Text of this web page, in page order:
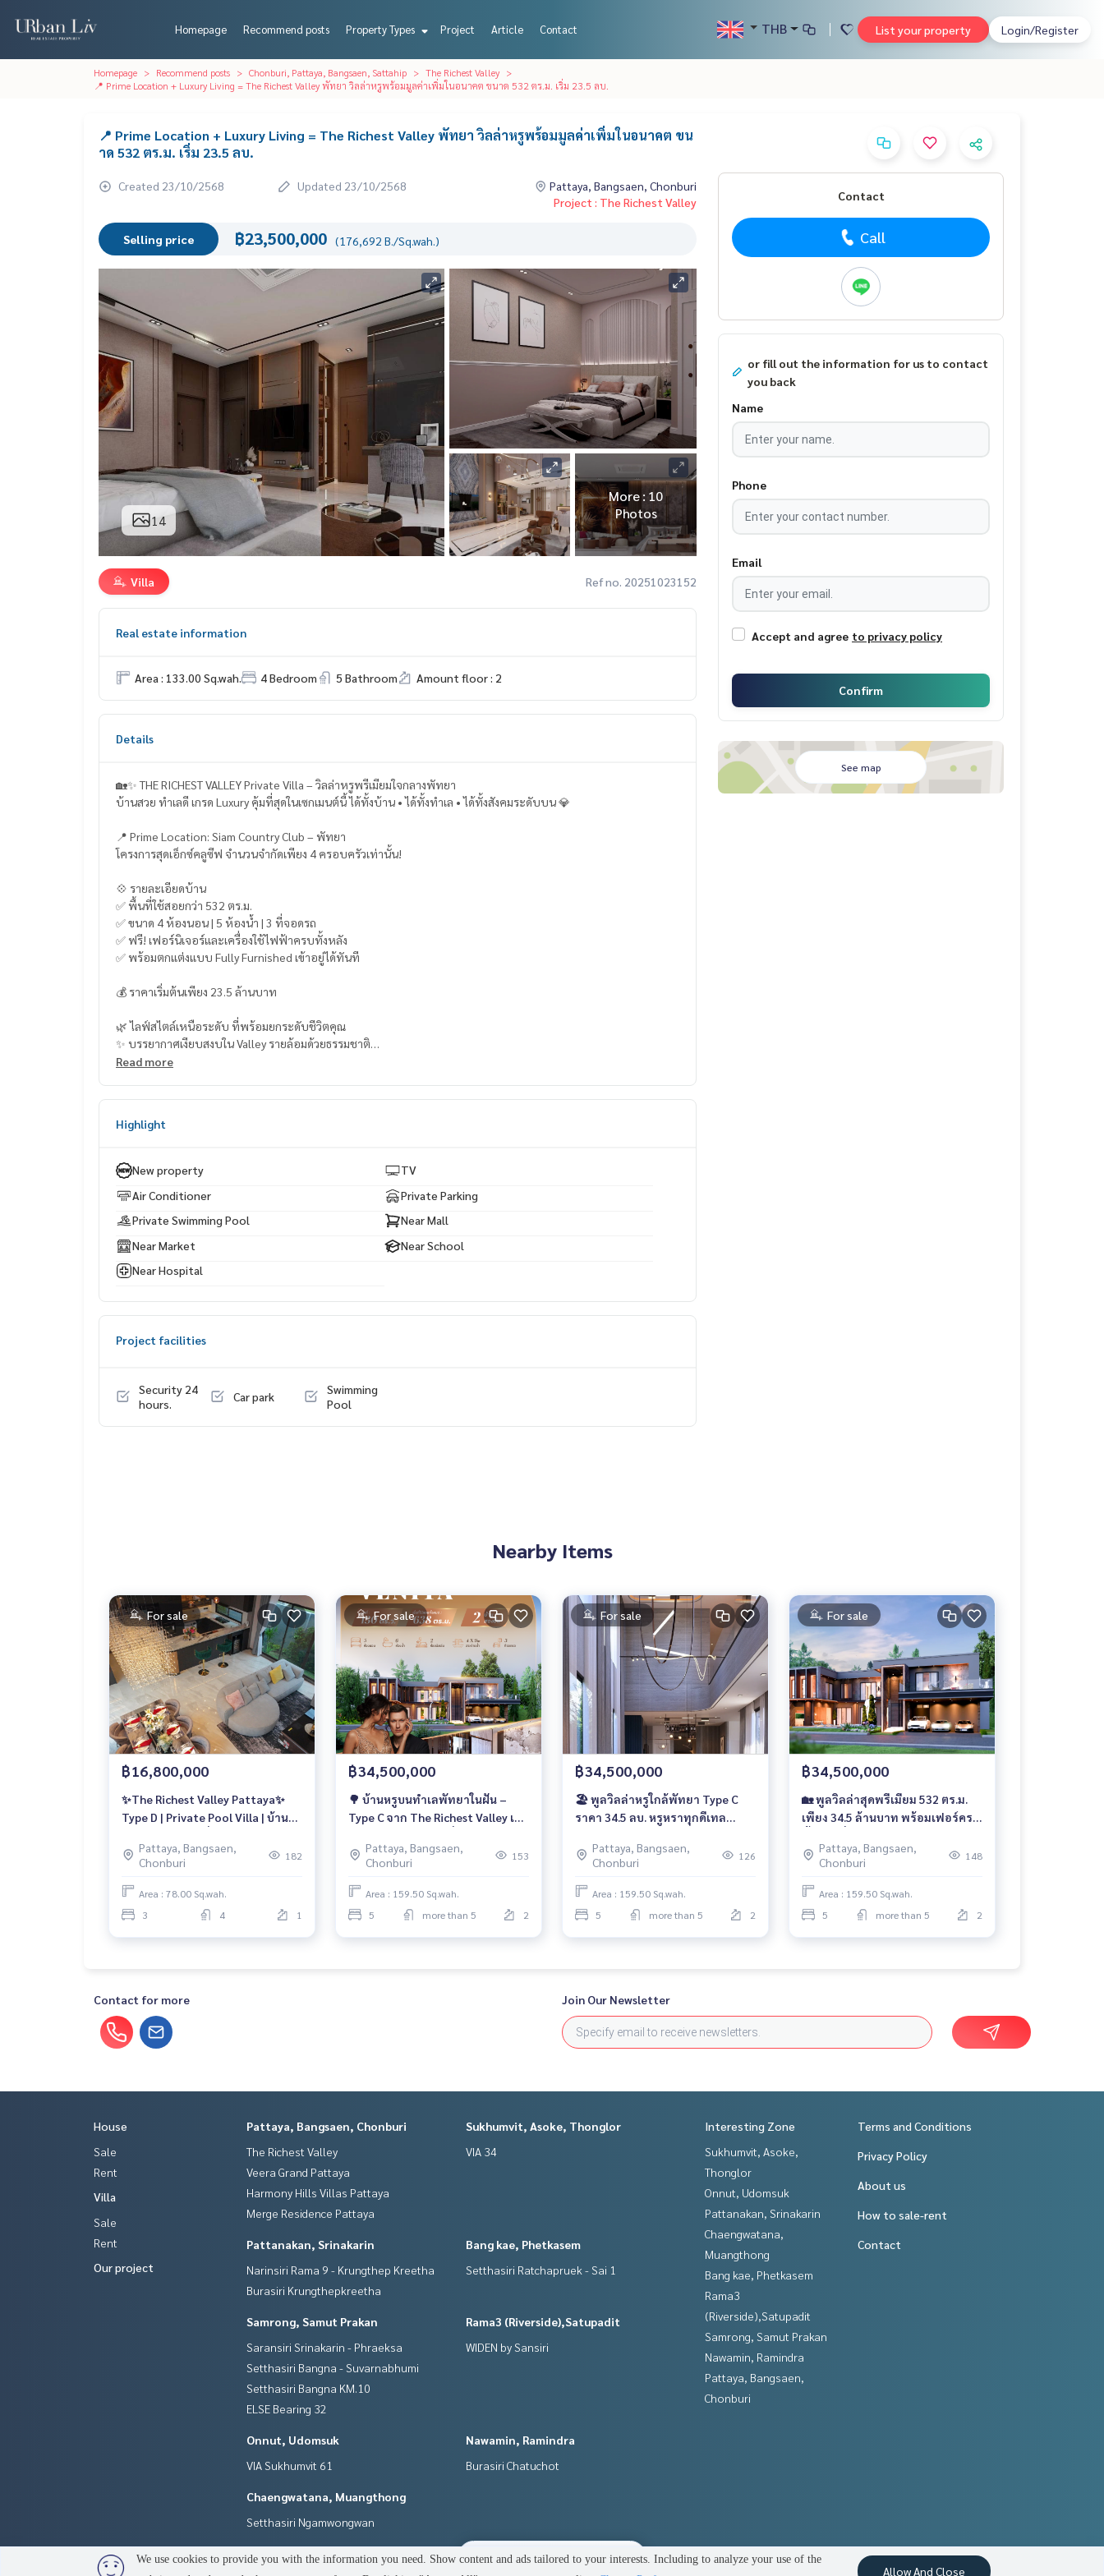
Homepage Recommend posts Property Types Project Article Contact THB List your property Login/Register
Homepage Recommend posts Chonburi, Pattaya, Bangsaen, Sattahip
The Richest Valley
📍 Prime Location + Luxury Living = The Richest Valley พัทยา วิลล่าหรูพร้อมมูลค่าเพิ่มในอนาคต ขนาด 532 ตร.ม. เริ่ม 23.5 ลบ.
📍 Prime Location + Luxury Living = The Richest Valley พัทยา วิลล่าหรูพร้อมมูลค่าเพิ่มในอนาคต ขน
าด 532 ตร.ม. เริ่ม 23.5 ลบ.
Created 23/10/2568 Updated 23/10/2568
Pattaya, Bangsaen, Chonburi
Project : The Richest Valley
Selling price ฿23,500,000 (176,692 B./Sq.wah.)
14
More : 10
Photos
Villa Ref no. 20251023152
Real estate information
Area : 133.00 Sq.wah. 4 Bedroom 5 Bathroom Amount floor : 2
Details
🏡✨ THE RICHEST VALLEY Private Villa – วิลล่าหรูพรีเมียมใจกลางพัทยา
บ้านสวย ทำเลดี เกรด Luxury คุ้มที่สุดในเซกเมนต์นี้ ได้ทั้งบ้าน • ได้ทั้งทำเล • ได้ทั้งสังคมระดับบน 💎
📍 Prime Location: Siam Country Club – พัทยา
โครงการสุดเอ็กซ์คลูซีฟ จำนวนจำกัดเพียง 4 ครอบครัวเท่านั้น!
💠 รายละเอียดบ้าน
✅ พื้นที่ใช้สอยกว่า 532 ตร.ม.
✅ ขนาด 4 ห้องนอน | 5 ห้องน้ำ | 3 ที่จอดรถ
✅ ฟรี! เฟอร์นิเจอร์และเครื่องใช้ไฟฟ้าครบทั้งหลัง
✅ พร้อมตกแต่งแบบ Fully Furnished เข้าอยู่ได้ทันที
💰 ราคาเริ่มต้นเพียง 23.5 ล้านบาท
🌿 ไลฟ์สไตล์เหนือระดับ ที่พร้อมยกระดับชีวิตคุณ
✨ บรรยากาศเงียบสงบใน Valley รายล้อมด้วยธรรมชาติ
✨ ให้ความเป็นส่วนตัวสูงสุด
📲 นัดชมบ้านจริง / ขอข้อมูลเพิ่มเติม
📞 093-1681685|
Read more
Highlight
New property
TV
Air Conditioner
Private Parking
Private Swimming Pool
Near Mall
Near Market
Near School
Near Hospital
Project facilities
Security 24
hours.
Car park
Swimming
Pool
Contact
Call
or fill out the information for us to contact
you back
Name
Phone
Email
Accept and agree to privacy policy
Confirm
See map
Nearby Items
For sale
฿16,800,000
✨The Richest Valley Pattaya✨
Type D | Private Pool Villa | บ้านหรู
พร้อมจอดรถ 3 คัน🔥เพียง 16.8
ล้าน!
Pattaya, Bangsaen,
Chonburi
182
Area : 78.00 Sq.wah.
3
4 1
For sale
฿34,500,000
🌳 บ้านหรูบนทำเลพัทยาในฝัน –
Type C จาก The Richest Valley เริ่ม
Pattaya, Bangsaen,
Chonburi
153
Area : 159.50 Sq.wah.
5
more than 5 2
For sale
฿34,500,000
🏖️ พูลวิลล่าหรูใกล้พัทยา Type C
ราคา 34.5 ลบ. หรูหราทุกดีเทล
Pattaya, Bangsaen,
Chonburi
126
Area : 159.50 Sq.wah.
5
more than 5 2
For sale
฿34,500,000
🏡 พูลวิลล่าสุดพรีเมียม 532 ตร.ม.
เพียง 34.5 ล้านบาท พร้อมเฟอร์ครบ
Pattaya, Bangsaen,
Chonburi
148
Area : 159.50 Sq.wah.
5
more than 5 2
2people are viewing
Contact for more Join Our Newsletter
House
Sale
Rent
Villa
Sale
Rent
Our project
Pattaya, Bangsaen, Chonburi
The Richest Valley
Veera Grand Pattaya
Harmony Hills Villas Pattaya
Merge Residence Pattaya
Sukhumvit, Asoke, Thonglor
VIA 34
Pattanakan, Srinakarin
Narinsiri Rama 9 - Krungthep Kreetha
Burasiri Krungthepkreetha
Bang kae, Phetkasem
Setthasiri Ratchapruek - Sai 1
Samrong, Samut Prakan
Saransiri Srinakarin - Phraeksa
Setthasiri Bangna - Suvarnabhumi
Setthasiri Bangna KM.10
ELSE Bearing 32
Rama3 (Riverside),Satupadit
WIDEN by Sansiri
Onnut, Udomsuk
VIA Sukhumvit 61
Nawamin, Ramindra
Burasiri Chatuchot
Chaengwatana, Muangthong
Setthasiri Ngamwongwan
Interesting Zone
Sukhumvit, Asoke,
Thonglor
Onnut, Udomsuk
Pattanakan, Srinakarin
Chaengwatana,
Muangthong
Bang kae, Phetkasem
Rama3
(Riverside),Satupadit
Samrong, Samut Prakan
Nawamin, Ramindra
Pattaya, Bangsaen,
Chonburi
Terms and Conditions
Privacy Policy
About us
How to sale-rent
Contact
We use cookies to provide you with the information you need. Show content and ads tailored to your interests. Including to analyze your use of the
Allow And Close